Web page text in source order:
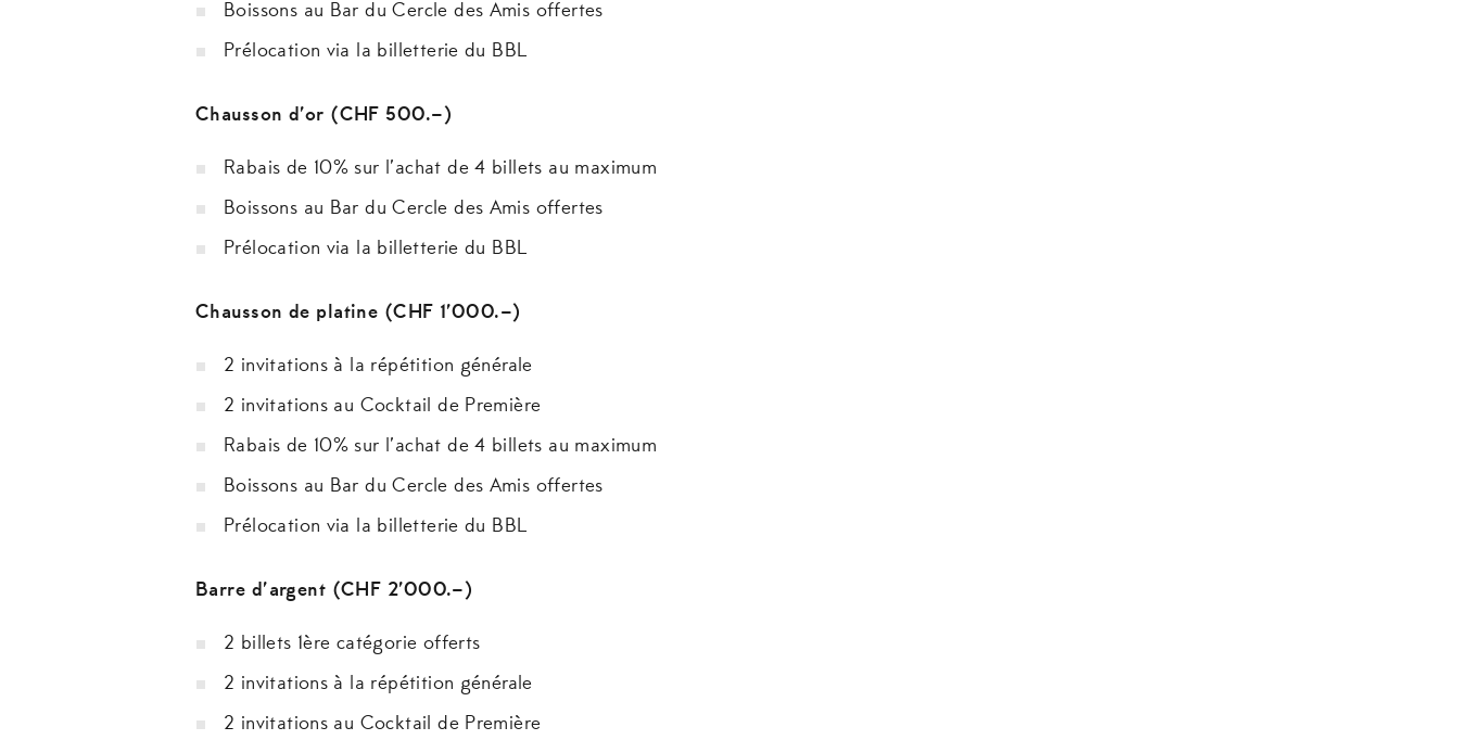
Boissons au Bar du Cercle des Amis offertes
Prélocation via la billetterie du BBL
Chausson d’or (CHF 500.–)
Rabais de 10% sur l’achat de 4 billets au maximum
Boissons au Bar du Cercle des Amis offertes
Prélocation via la billetterie du BBL
Chausson de platine (CHF 1’000.–)
2 invitations à la répétition générale
2 invitations au Cocktail de Première
Rabais de 10% sur l’achat de 4 billets au maximum
Boissons au Bar du Cercle des Amis offertes
Prélocation via la billetterie du BBL
Barre d’argent (CHF 2’000.–)
2 billets 1ère catégorie offerts
2 invitations à la répétition générale
2 invitations au Cocktail de Première